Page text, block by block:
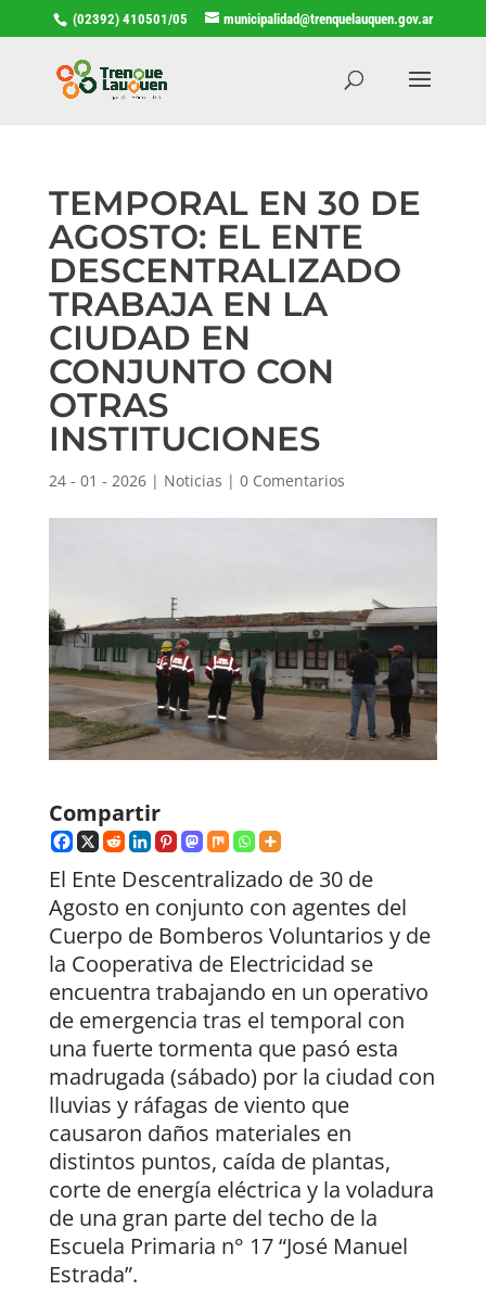
(02392) 410501/05 municipalidad@trenquelauquen.gov.ar
TEMPORAL EN 30 DE
AGOSTO: EL ENTE
DESCENTRALIZADO
TRABAJA EN LA
CIUDAD EN
CONJUNTO CON
OTRAS
INSTITUCIONES
24 - 01 - 2026| Noticias | 0 Comentarios
Compartir
El Ente Descentralizado de 30 de
Agosto en conjunto con agentes del
Cuerpo de Bomberos Voluntarios y de
la Cooperativa de Electricidad se
encuentra trabajando en un operativo
de emergencia tras el temporal con
una fuerte tormenta que pasó esta
madrugada (sábado) por la ciudad con
lluvias y ráfagas de viento que
causaron daños materiales en
distintos puntos, caída de plantas,
corte de energía eléctrica y la voladura
de una gran parte del techo de la
Escuela Primaria n° 17 “José Manuel
Estrada”.